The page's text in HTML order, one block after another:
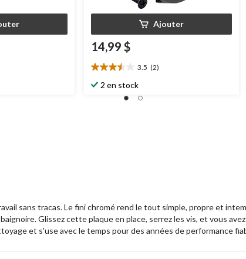
Ajouter
14,99 $
3.5 (2)
3.5
étoile(s)
2 en stock
sans tracas. Le fini chromé rend le tout simple, propre et
Glissez cette plaque en place, serrez les vis, et vous
et s'use avec le temps pour des années de performance